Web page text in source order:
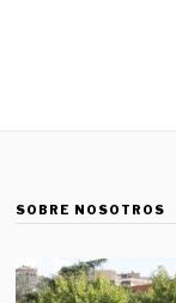
SOBRE NOSOTROS